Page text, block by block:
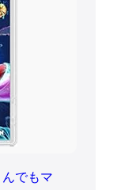
でもマ